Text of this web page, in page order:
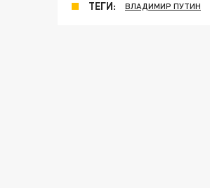
ТЕГИ: ВЛАДИМИР ПУТИН